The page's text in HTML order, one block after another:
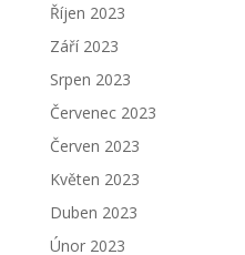
Říjen 2023
Září 2023
Srpen 2023
Červenec 2023
Červen 2023
Květen 2023
Duben 2023
Únor 2023